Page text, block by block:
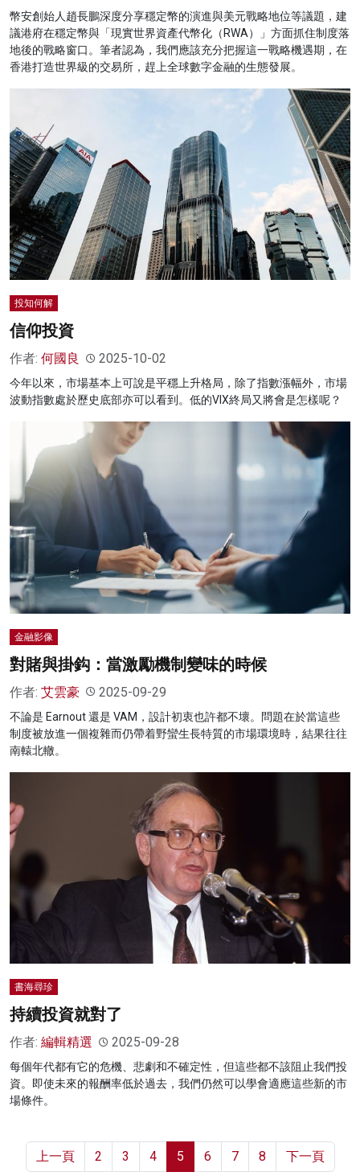
幣安創始人趙長鵬深度分享穩定幣的演進與美元戰略地位等議題，建
議港府在穩定幣與「現實世界資產代幣化（RWA）」方面抓住制度落
地後的戰略窗口。筆者認為，我們應該充分把握這一戰略機遇期，在
香港打造世界級的交易所，趕上全球數字金融的生態發展。
投知何解
信仰投資
作者: 何國良 2025-10-02
今年以來，市場基本上可說是平穩上升格局，除了指數漲幅外，市場
波動指數處於歷史底部亦可以看到。低的VIX終局又將會是怎樣呢？
金融影像
對賭與掛鈎：當激勵機制變味的時候
作者: 艾雲豪 2025-09-29
不論是 Earnout 還是 VAM，設計初衷也許都不壞。問題在於當這些
制度被放進一個複雜而仍帶着野蠻生長特質的市場環境時，結果往往
南轅北轍。
書海尋珍
持續投資就對了
作者: 編輯精選 2025-09-28
每個年代都有它的危機、悲劇和不確定性，但這些都不該阻止我們投
資。即使未來的報酬率低於過去，我們仍然可以學會適應這些新的市
場條件。
上一頁 2 3 4 5 6 7 8 下一頁